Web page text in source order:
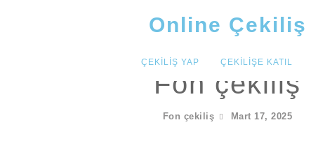
Online Çekiliş
ÇEKILIŞ YAP ÇEKILIŞE KATIL
Fon çekiliş
Fon çekiliş Mart 17, 2025